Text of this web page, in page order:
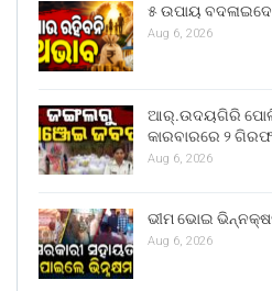
୫ ଉପାୟ
Aug 6, 2026
ଆର୍.ଉଦୟଗିରି
କାରବାରରେ ୨ ଗିରଫ
Aug 6, 2026
ଭୀମ ଭୋଇ
Aug 6, 2026